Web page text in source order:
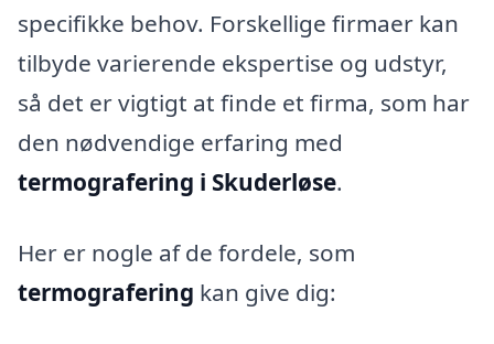
specifikke behov. Forskellige firmaer kan
tilbyde varierende ekspertise og udstyr,
så det er vigtigt at finde et firma, som har
den nødvendige erfaring med
termografering i Skuderløse.
Her er nogle af de fordele, som
termografering kan give dig: